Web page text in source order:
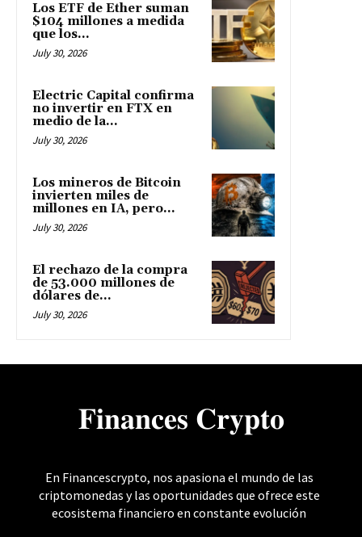
Los ETF de Ether suman
$104 millones a medida
que los...
July 30, 2026
Electric Capital confirma
no invertir en FTX en
medio de la...
July 30, 2026
Los mineros de Bitcoin
invierten miles de
millones en IA, pero...
July 30, 2026
El rechazo de la compra
de 53.000 millones de
dólares de...
July 30, 2026
𝐅𝐢𝐧𝐚𝐧𝐜𝐞𝐬 𝐂𝐫𝐲𝐩𝐭𝐨
En Financescrypto, nos apasiona el mundo de las
criptomonedas y las oportunidades que ofrece este
ecosistema financiero en constante evolución